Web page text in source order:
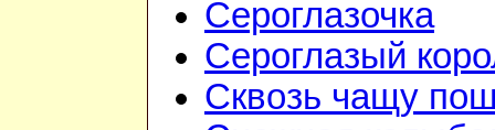
Сероглазочка
Сероглазый
Сквозь чащу